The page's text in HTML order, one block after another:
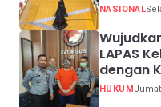
NASIONAL
LAPAS
dengan
Jakarta
HUKUM